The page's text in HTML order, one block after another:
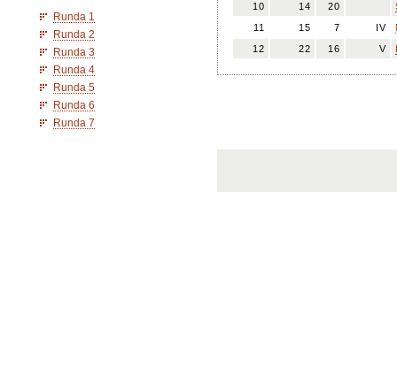
Runda 1
Runda 2
Runda 3
Runda 4
Runda 5
Runda 6
Runda 7
10
14 20
11
15 7 IV
12
22 16 V